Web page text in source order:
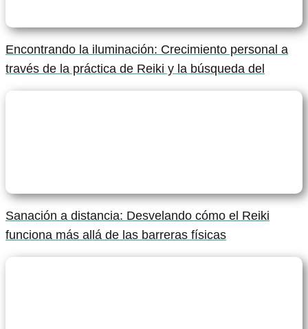
Encontrando la iluminación: Crecimiento personal a
través de la práctica de Reiki y la búsqueda del
Sanación a distancia: Desvelando cómo el Reiki
funciona más allá de las barreras físicas